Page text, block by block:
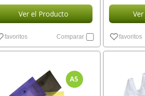
Ver el Producto
favoritos Comparar favoritos
Blue
€
impresora tickets TPV
registradoras
desde:0,73 €
Cartucho HP 304 - 302
Negro, original